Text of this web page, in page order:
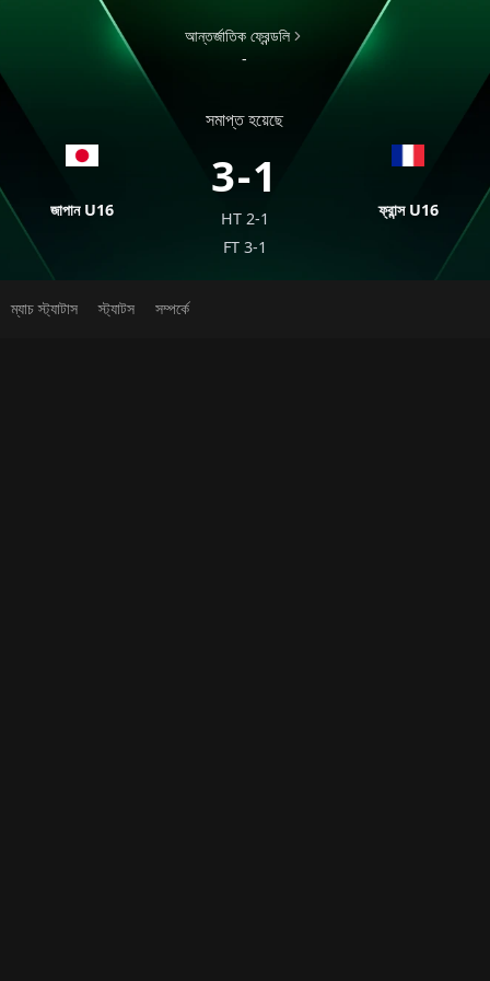
জাপান U16
আন্তর্জাতিক ফ্রেন্ডলি
-
সমাপ্ত হয়েছে
3-1
HT 2-1
FT 3-1
ফ্রান্স U16
ম্যাচ স্ট্যাটাস স্ট্যাটস সম্পর্কে